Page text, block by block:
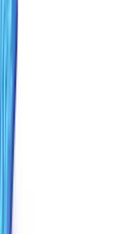
dominar a